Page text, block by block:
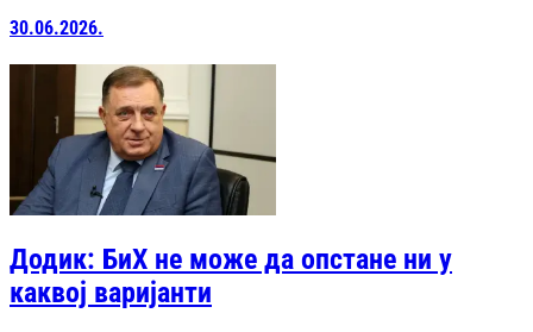
30.06.2026.
Додик: БиХ не може да опстане ни у
каквој варијанти